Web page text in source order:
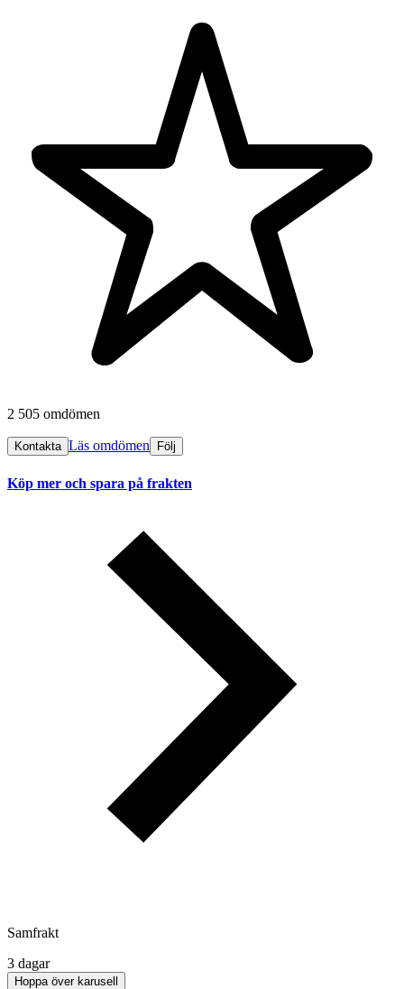
2 505 omdömen
Kontakta Läs omdömen Följ
Köp mer och spara på frakten
Samfrakt
3 dagar
Hoppa över karusell